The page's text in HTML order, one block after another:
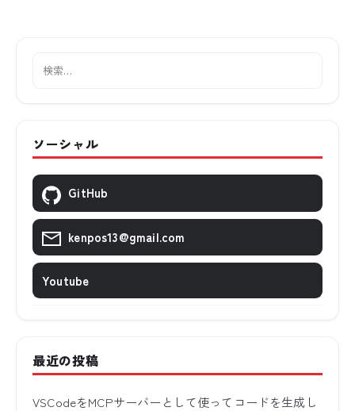
ソーシャル
GitHub
kenpos13@gmail.com
Youtube
最近の投稿
VSCodeをMCPサーバーとして使ってコードを生成し